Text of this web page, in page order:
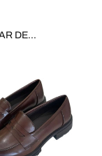
DE...